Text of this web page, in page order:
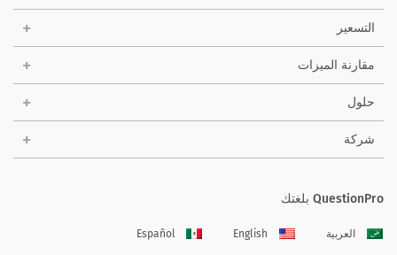
التسعير
مقارنة الميزات
حلول
شركة
QuestionPro بلغتك
العربية English
Español